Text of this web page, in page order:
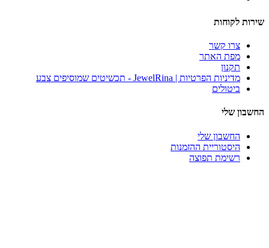
שירות לקוחות
צרו קשר
מפת האתר
תקנון
מדיניות הפרטיות | JewelRina - תכשיטים שמוסיפים צבע
ביטולים
החשבון שלי
החשבון שלי
היסטוריית ההזמנות
רשימת תפוצה